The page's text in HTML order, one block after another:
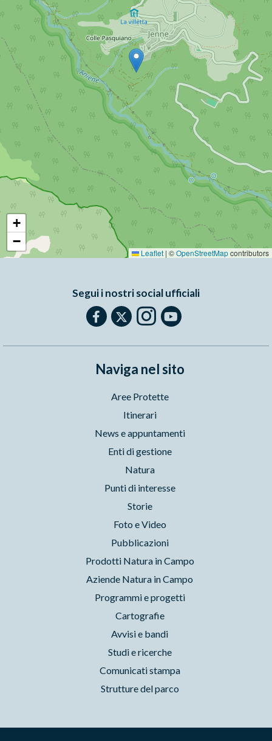
+
−
Leaflet | ©OpenStreetMapcontributors
Segui i nostri social ufficiali
Naviga nel sito
Aree Protette
Itinerari
News e appuntamenti
Enti di gestione
Natura
Punti di interesse
Storie
Foto e Video
Pubblicazioni
Prodotti Natura in Campo
Aziende Natura in Campo
Programmi e progetti
Cartografie
Avvisi e bandi
Studi e ricerche
Comunicati stampa
Strutture del parco